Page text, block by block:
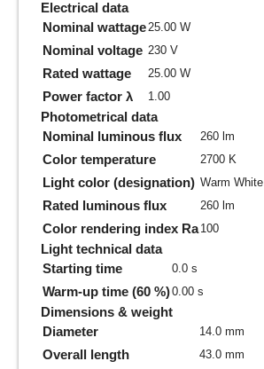
Electrical data
Nominal wattage25.00 W
Nominal voltage 230 V
Rated wattage 25.00 W
Power factor λ 1.00
Photometrical data
Nominal luminous flux
260 lm
Color temperature 2700 K
Light color (designation) Warm White
Rated luminous flux 260 lm
Color rendering index Ra 100
Light technical data
Starting time
0.0 s
Warm-up time (60 %)0.00 s
Dimensions & weight
Diameter
14.0 mm
Overall length 43.0 mm